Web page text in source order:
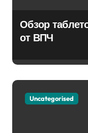
Обзор
от ВПЧ
Uncategorised